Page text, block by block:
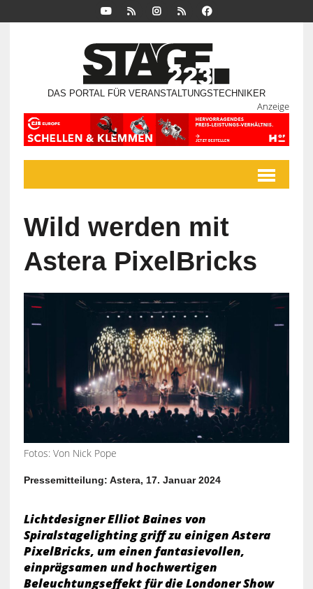
DAS PORTAL FÜR VERANSTALTUNGSTECHNIKER
Anzeige
Wild werden mit
Astera PixelBricks
Fotos: Von Nick Pope
Pressemitteilung: Astera, 17. Januar 2024
Lichtdesigner Elliot Baines von
Spiralstagelighting griff zu einigen Astera
PixelBricks, um einen fantasievollen,
einprägsamen und hochwertigen
Beleuchtungseffekt für die Londoner Show